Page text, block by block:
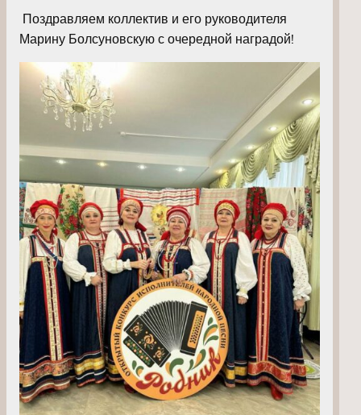
Поздравляем коллектив и его руководителя
Марину Болсуновскую с очередной наградой!